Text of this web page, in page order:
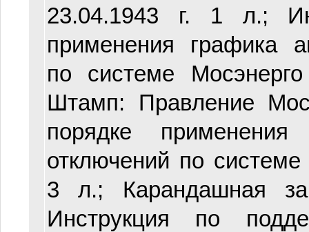
23.04.1943 г. 1 л.;
применения графика
по системе
Штамп: Правление
порядке
отключений по
3 л.; Карандашная
Инструкция по